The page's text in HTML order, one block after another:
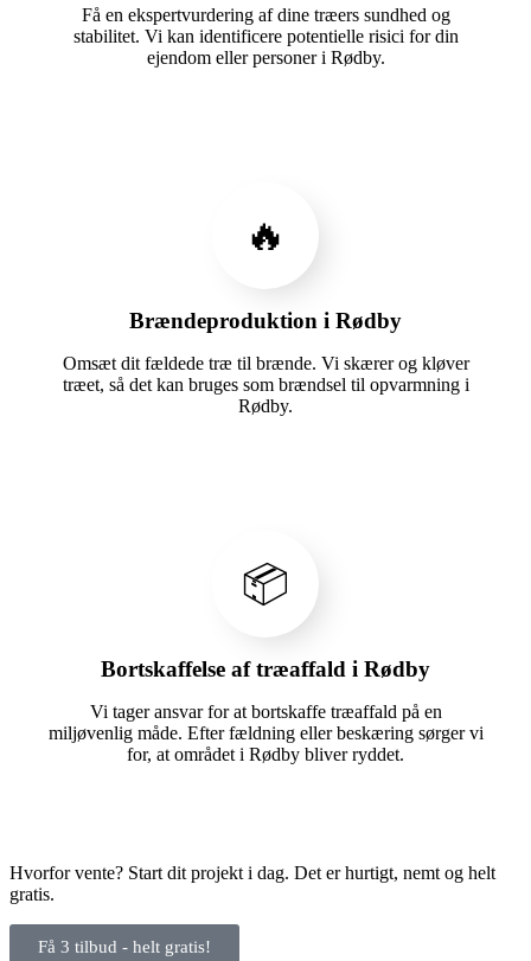
Få en ekspertvurdering af dine træers sundhed og
stabilitet. Vi kan identificere potentielle risici for din
ejendom eller personer i Rødby.
🔥
Brændeproduktion i Rødby
Omsæt dit fældede træ til brænde. Vi skærer og kløver
træet, så det kan bruges som brændsel til opvarmning i
Rødby.
📦
Bortskaffelse af træaffald i Rødby
Vi tager ansvar for at bortskaffe træaffald på en
miljøvenlig måde. Efter fældning eller beskæring sørger vi
for, at området i Rødby bliver ryddet.
Hvorfor vente? Start dit projekt i dag. Det er hurtigt, nemt og helt
gratis.
Få 3 tilbud - helt gratis!